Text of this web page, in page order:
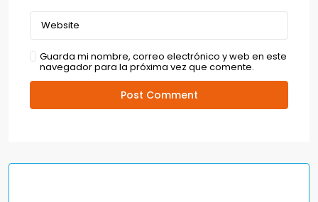
Guarda mi nombre, correo electrónico y web en este
navegador para la próxima vez que comente.